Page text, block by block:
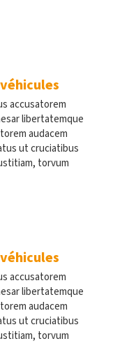
accusatorem
libertatemque
audacem
ut cruciatibus
torvum
accusatorem
libertatemque
audacem
ut cruciatibus
torvum